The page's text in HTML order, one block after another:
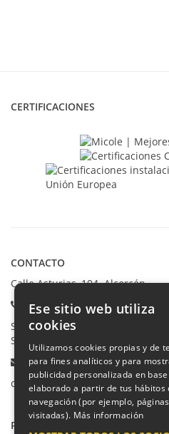
CERTIFICACIONES
CONTACTO
Calle Asturias, 104. Alcorcón
Teléfonos:
Secretaría Ppal:
Secretaría Infantil:
Email:
colegio@villalkor.com
PRIVACIDAD
Ese sitio web utiliza
cookies
Utilizamos cookies propias y de
para fines analíticos y para
publicidad personalizada en
elaborado a partir de tus hábitos
navegación (por ejemplo, páginas
visitadas). Más información